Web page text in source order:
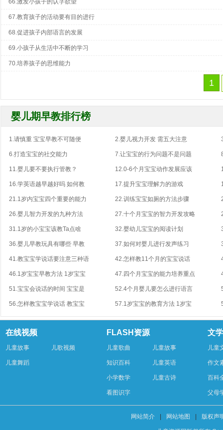
66.激发小孩子的认字欲望
67.教育孩子的活动要有目的进行
68.促进孩子内部语言的发展
69.小孩子从生活中不断的学习
70.培养孩子的思维能力
1
婴儿期早教排行榜
1.请慎重 宝宝早教不可随便 2.婴儿视力开发 需五大注意
6.打造宝宝的社交能力 7.让宝宝的行为问题不是问题
11.婴儿要不要执行管教？ 12.0-6个月宝宝动作发展应该
16.学英语越早越好吗 如何教 17.提升宝宝理解力的游戏
21.1岁内宝宝四个重要的能力 22.训练宝宝如厕的方法步骤
26.婴儿智力开发的九种方法 27.十个月宝宝的智力开发攻略
31.1岁的小宝宝该教Ta点啥 32.婴幼儿宝宝的阅读计划
36.婴儿早教玩具有哪些 早教 37.如何对婴儿进行发声练习
41.教宝宝学说话要注意三种语 42.怎样教11个月的宝宝说话
46.1岁宝宝早教方法 1岁宝宝 47.四个月宝宝的能力培养重点
51.宝宝会说话的时间 宝宝是 52.4个月婴儿要怎么进行语言
56.怎样教宝宝学说话 教宝宝 57.1岁宝宝的教育方法 1岁宝
在线视频
儿童故事 儿歌视频
儿童舞蹈
FLASH资源
儿童歌曲 儿童故事
知识百科 儿童英语
小学数学 儿童古诗
看图识字
文
儿童
作文
百科
父母
网站简介 网站地图 版权声